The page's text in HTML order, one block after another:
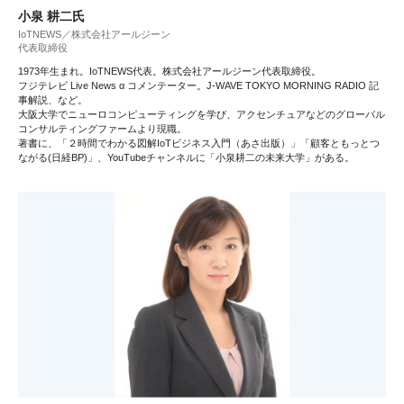
小泉 耕二氏
IoTNEWS／株式会社アールジーン
代表取締役
1973年生まれ。IoTNEWS代表。株式会社アールジーン代表取締役。
フジテレビ Live News α コメンテーター。J-WAVE TOKYO MORNING RADIO 記
事解説、など。
大阪大学でニューロコンピューティングを学び、アクセンチュアなどのグローバル
コンサルティングファームより現職。
著書に、「２時間でわかる図解IoTビジネス入門（あさ出版）」「顧客ともっとつ
ながる(日経BP)」、YouTubeチャンネルに「小泉耕二の未来大学」がある。